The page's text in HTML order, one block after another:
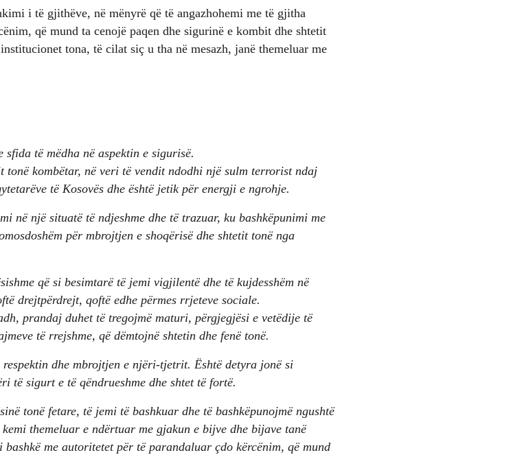
i të gjithëve, në mënyrë që të angazhohemi me të gjitha
që mund ta cenojë paqen dhe sigurinë e kombit dhe shtetit
tona, të cilat siç u tha në mesazh, janë themeluar me
të mëdha në aspektin e sigurisë.
tonë kombëtar, në veri të vendit ndodhi një sulm terrorist ndaj
të Kosovës dhe është jetik për energji e ngrohje.
në një situatë të ndjeshme dhe të trazuar, ku bashkëpunimi me
për mbrojtjen e shoqërisë dhe shtetit tonë nga
që si besimtarë të jemi vigjilentë dhe të kujdesshëm në
drejtpërdrejt, qoftë edhe përmes rrjeteve sociale.
prandaj duhet të tregojmë maturi, përgjegjësi e vetëdije të
të rrejshme, që dëmtojnë shtetin dhe fenë tonë.
dhe mbrojtjen e njëri-tjetrit. Është detyra jonë si
të sigurt e të qëndrueshme dhe shtet të fortë.
tonë fetare, të jemi të bashkuar dhe të bashkëpunojmë ngushtë
themeluar e ndërtuar me gjakun e bijve dhe bijave tanë
me autoritetet për të parandaluar çdo kërcënim, që mund